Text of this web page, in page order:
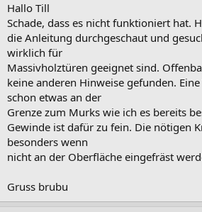
Hallo Till
Schade, dass es nicht funktioniert hat.
die Anleitung durchgeschaut und
wirklich für
Massivholztüren geeignet sind.
keine anderen Hinweise gefunden.
schon etwas an der
Grenze zum Murks wie ich es bereits
Gewinde ist dafür zu fein. Die nötigen
besonders wenn
nicht an der Oberfläche eingefräst
Gruss brubu